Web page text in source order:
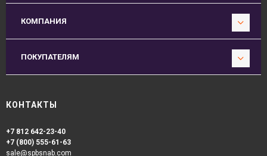
КОМПАНИЯ
ПОКУПАТЕЛЯМ
КОНТАКТЫ
+7 812 642-23-40
+7 (800) 555-61-63
sale@spbsnab.com